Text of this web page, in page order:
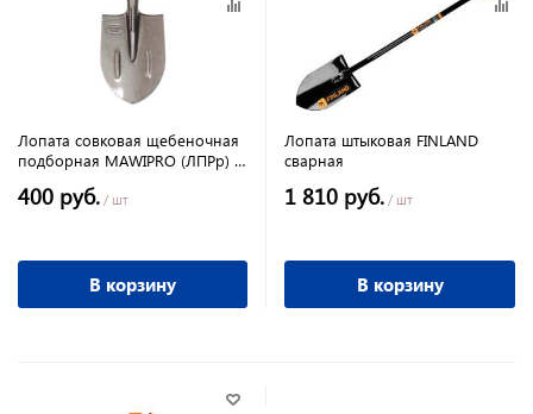
Лопата совковая щебеночная
подборная MAWIPRO (ЛПРр) (
400 руб. / шт
В корзину
Лопата штыковая FINLAND
сварная
1 810 руб. / шт
В корзину